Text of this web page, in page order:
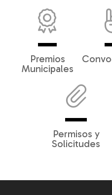
Premios
Municipales
Permisos y
Solicitudes